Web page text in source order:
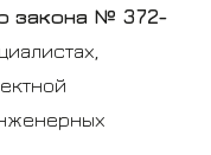
закона № 372-